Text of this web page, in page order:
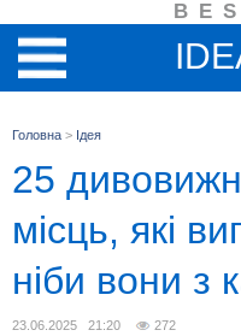
Головна > Ідея
25
місць, які
ніби вони з
23.06.2025 21:20 272